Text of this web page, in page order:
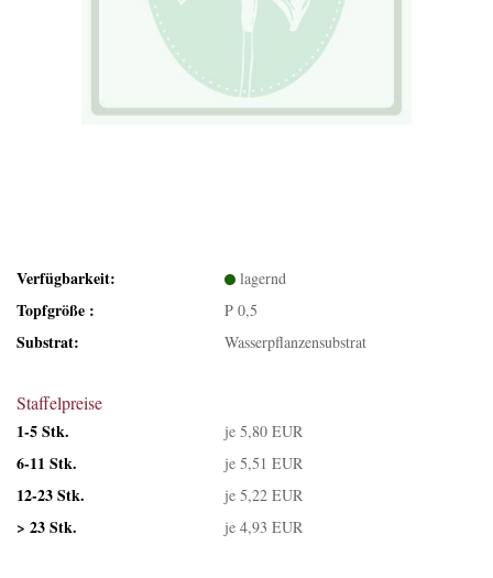
Verfügbarkeit: lagernd
Topfgröße : P 0,5
Substrat: Wasserpflanzensubstrat
Staffelpreise
1-5 Stk.
je 5,80 EUR
6-11 Stk. je 5,51 EUR
12-23 Stk. je 5,22 EUR
> 23 Stk. je 4,93 EUR